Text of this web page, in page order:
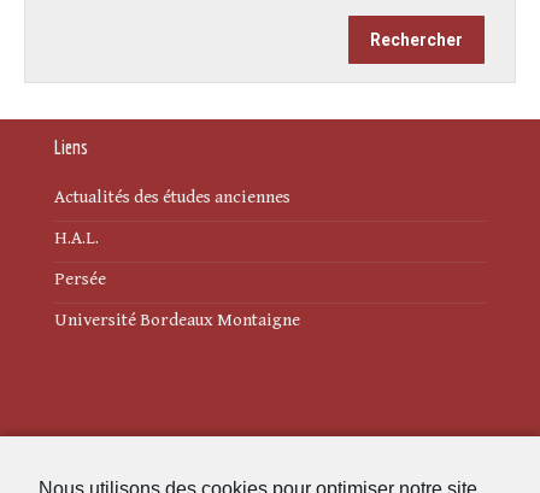
Nous utilisons des cookies pour optimiser notre site
Liens
Actualités des études anciennes
H.A.L.
Persée
Université Bordeaux Montaigne